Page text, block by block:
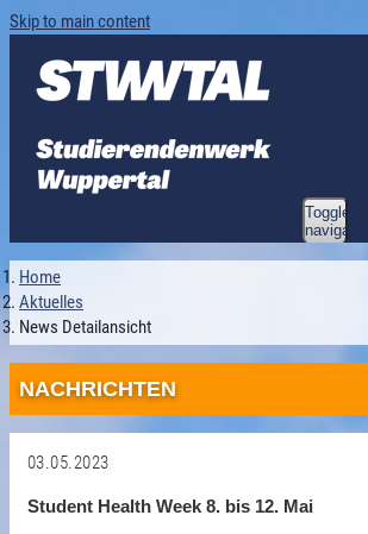
Skip to main content
Toggle
navigation
Home
Aktuelles
News Detailansicht
NACHRICHTEN
03.05.2023
Student Health Week 8. bis 12. Mai